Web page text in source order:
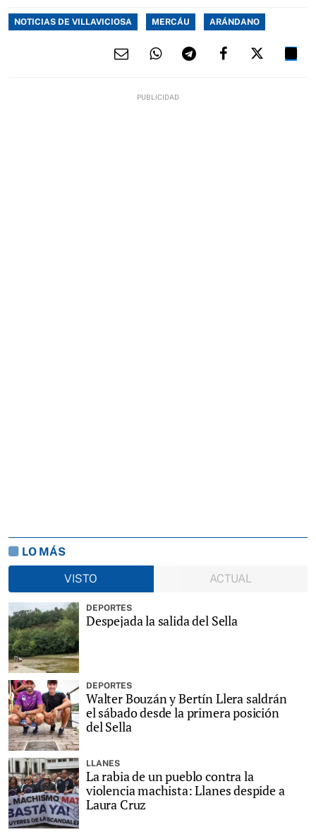
NOTICIAS DE VILLAVICIOSA MERCÁU ARÁNDANO
LO MÁS
VISTO
ACTUAL
DEPORTES
Despejada la salida del Sella
DEPORTES
Walter Bouzán y Bertín Llera saldrán
el sábado desde la primera posición
del Sella
LLANES
La rabia de un pueblo contra la
violencia machista: Llanes despide a
Laura Cruz